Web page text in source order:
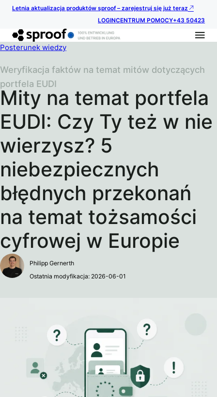
Letnia aktualizacja produktów sproof – zarejestruj się już teraz
LOGINCENTRUM POMOCY+43 50423
Posterunek wiedzy
Mity na temat portfela
EUDI: Czy Ty też w nie
wierzysz? 5
niebezpiecznych
błędnych przekonań
na temat tożsamości
cyfrowej w Europie
Weryfikacja faktów na temat mitów dotyczących
portfela EUDI
Philipp Gernerth
Ostatnia modyfikacja: 2026-06-01